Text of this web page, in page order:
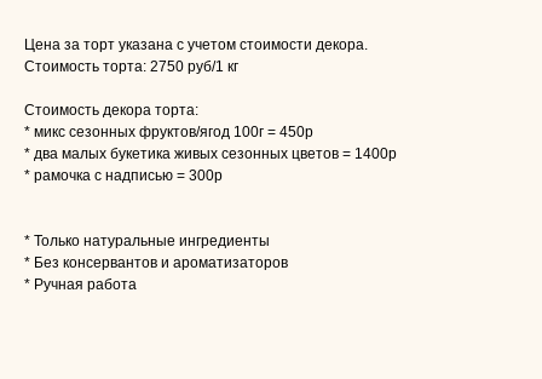
Цена за торт указана с учетом стоимости декора.
Стоимость торта: 2750 руб/1 кг
Стоимость декора торта:
* микс сезонных фруктов/ягод 100г = 450р
* два малых букетика живых сезонных цветов = 1400р
* рамочка с надписью = 300р
* Только натуральные ингредиенты
* Без консервантов и ароматизаторов
* Ручная работа